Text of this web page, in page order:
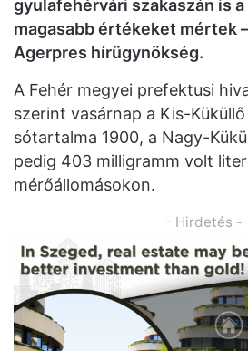
gyulafehérvári szakaszán is
magasabb értékeket mértek
Agerpres hírügynökség.
A Fehér megyei prefektusi
szerint vasárnap a Kis-
sótartalma 1900, a Nagy-
pedig 403 milligramm volt
mérőállomásokon.
- Hirdetés -